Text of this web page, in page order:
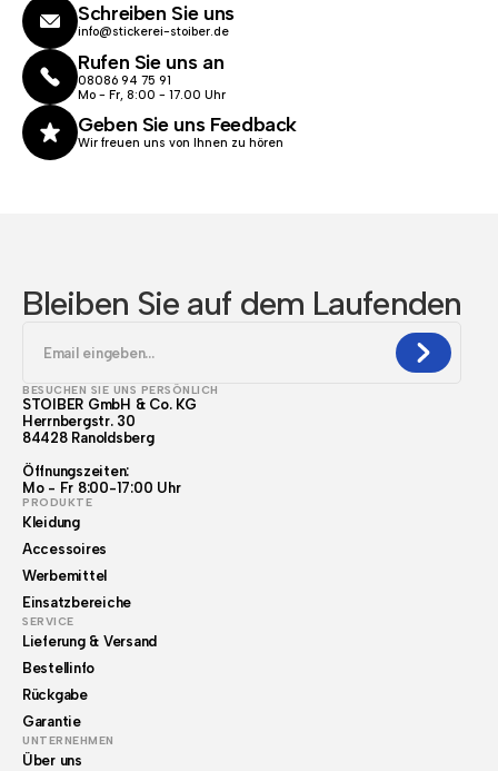
Schreiben Sie uns
info@stickerei-stoiber.de
Rufen Sie uns an
08086 94 75 91
Mo - Fr, 8:00 - 17.00 Uhr
Geben Sie uns Feedback
Wir freuen uns von Ihnen zu hören
Bleiben Sie auf dem Laufenden
BESUCHEN SIE UNS PERSÖNLICH
STOIBER GmbH & Co. KG
Herrnbergstr. 30
84428 Ranoldsberg
Öffnungszeiten:
Mo - Fr 8:00-17:00 Uhr
PRODUKTE
Kleidung
Accessoires
Werbemittel
Einsatzbereiche
SERVICE
Lieferung & Versand
Bestellinfo
Rückgabe
Garantie
UNTERNEHMEN
Über uns